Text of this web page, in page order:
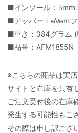
■インソール：5mm
■アッパー：eVent
■重さ：384グラム
■品番：AFM1855N
※こちらの商品は実
サイトと在庫を共有
ご注文受付後の在庫
発生する可能性もご
その際は申し訳ござ